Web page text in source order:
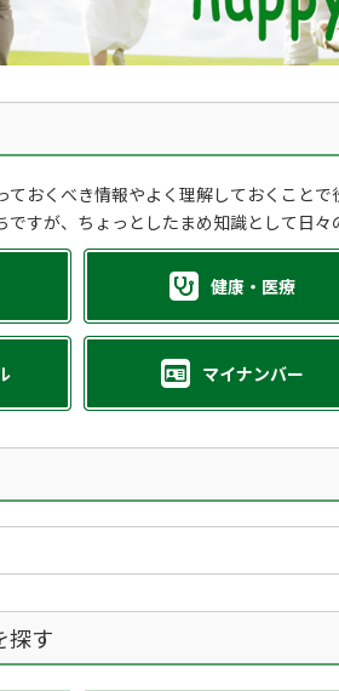
ておくべき情報やよく理解しておくこと
すが、ちょっとしたまめ知識として日々
健康・医療
マイナンバー
探す